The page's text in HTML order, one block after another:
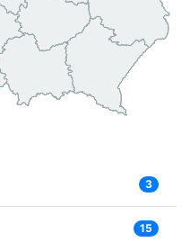
3
15